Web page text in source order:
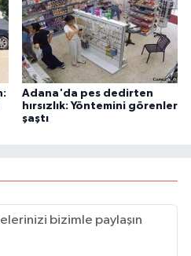
Adana'da pes dedirten
hırsızlık: Yöntemini görenler
şaştı